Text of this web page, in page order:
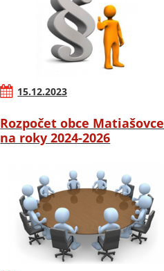
15.12.2023
Rozpočet obce Matiašovce
na roky 2024-2026